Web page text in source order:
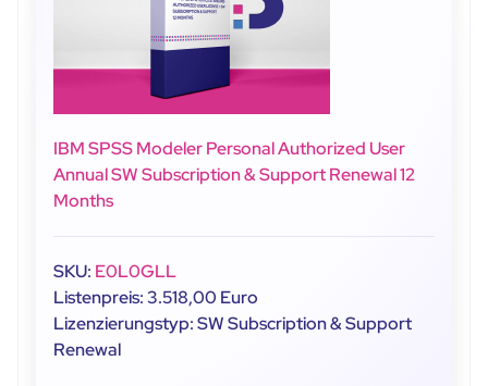
IBM SPSS Modeler Personal Authorized User
Annual SW Subscription & Support Renewal 12
Months
SKU: E0L0GLL
Listenpreis: 3.518,00 Euro
Lizenzierungstyp: SW Subscription & Support
Renewal